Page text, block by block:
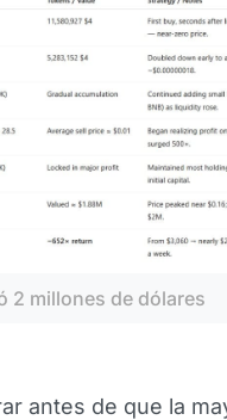
2 millones de dólares
antes de que la